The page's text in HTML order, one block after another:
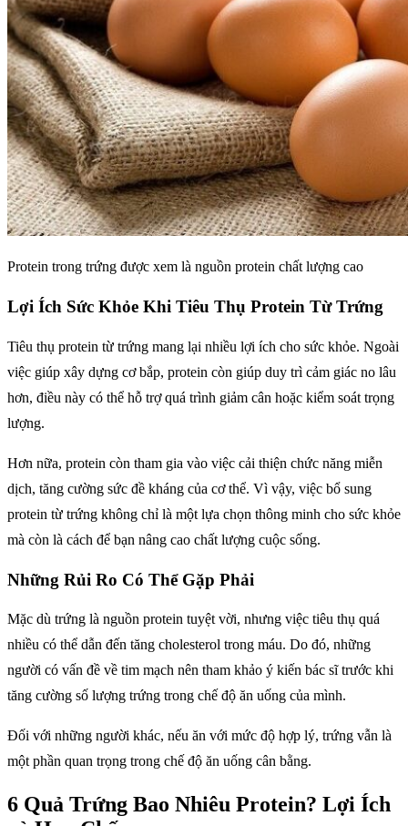
Protein trong trứng được xem là nguồn protein chất lượng cao
Lợi Ích Sức Khỏe Khi Tiêu Thụ Protein Từ Trứng
Tiêu thụ protein từ trứng mang lại nhiều lợi ích cho sức khỏe. Ngoài
việc giúp xây dựng cơ bắp, protein còn giúp duy trì cảm giác no lâu
hơn, điều này có thể hỗ trợ quá trình giảm cân hoặc kiểm soát trọng
lượng.
Hơn nữa, protein còn tham gia vào việc cải thiện chức năng miễn
dịch, tăng cường sức đề kháng của cơ thể. Vì vậy, việc bổ sung
protein từ trứng không chỉ là một lựa chọn thông minh cho sức khỏe
mà còn là cách để bạn nâng cao chất lượng cuộc sống.
Những Rủi Ro Có Thể Gặp Phải
Mặc dù trứng là nguồn protein tuyệt vời, nhưng việc tiêu thụ quá
nhiều có thể dẫn đến tăng cholesterol trong máu. Do đó, những
người có vấn đề về tim mạch nên tham khảo ý kiến bác sĩ trước khi
tăng cường số lượng trứng trong chế độ ăn uống của mình.
Đối với những người khác, nếu ăn với mức độ hợp lý, trứng vẫn là
một phần quan trọng trong chế độ ăn uống cân bằng.
6 Quả Trứng Bao Nhiêu Protein? Lợi Ích